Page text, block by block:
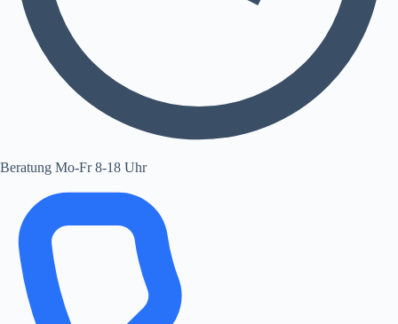
Beratung Mo-Fr 8-18 Uhr